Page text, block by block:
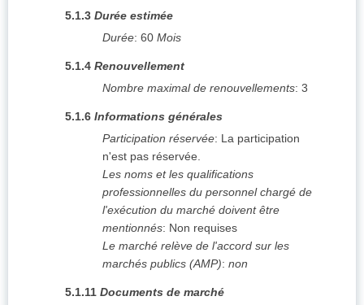
5.1.3 Durée estimée
Durée: 60 Mois
5.1.4 Renouvellement
Nombre maximal de renouvellements: 3
5.1.6 Informations générales
Participation réservée: La participation
n'est pas réservée.
Les noms et les qualifications
professionnelles du personnel chargé de
l'exécution du marché doivent être
mentionnés: Non requises
Le marché relève de l'accord sur les
marchés publics (AMP): non
5.1.11 Documents de marché